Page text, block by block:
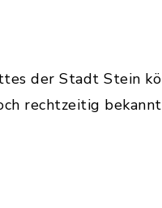
der Stadt Stein
rechtzeitig